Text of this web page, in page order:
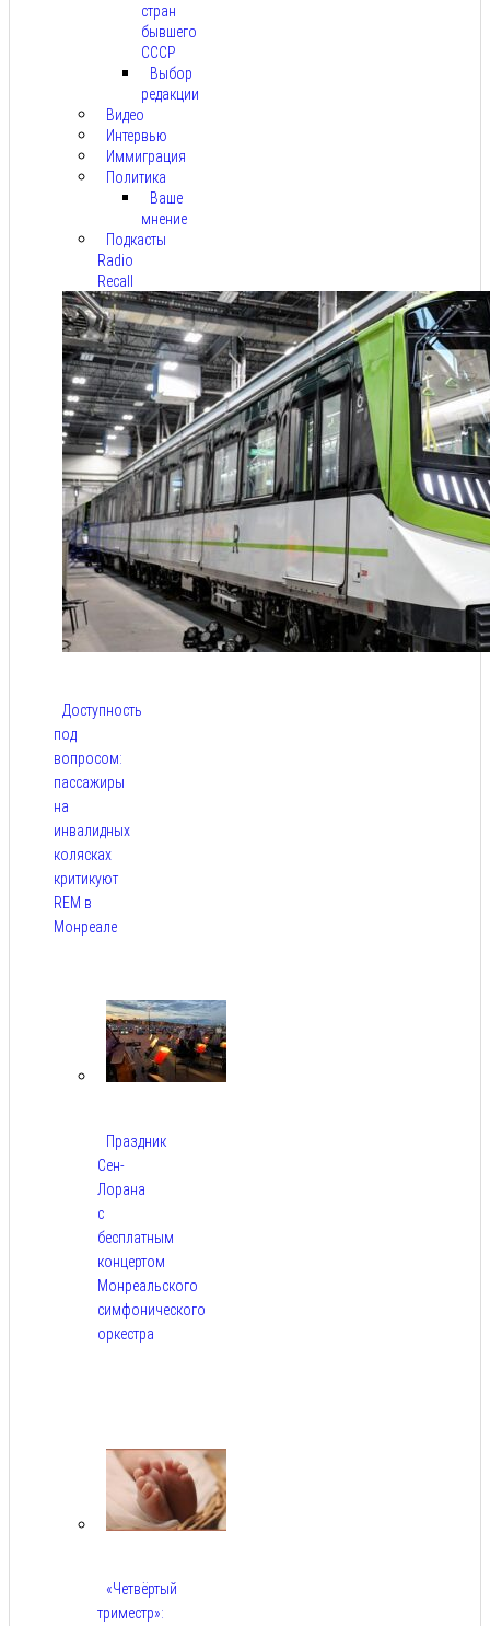
стран
бывшего
СССР
Выбор
редакции
Видео
Интервью
Иммиграция
Политика
Ваше
мнение
Подкасты
Radio
Recall
Доступность
под
вопросом:
пассажиры
на
инвалидных
колясках
критикуют
REM в
Монреале
Праздник
Сен-
Лорана
с
бесплатным
концертом
Монреальского
симфонического
оркестра
«Четвёртый
триместр»: